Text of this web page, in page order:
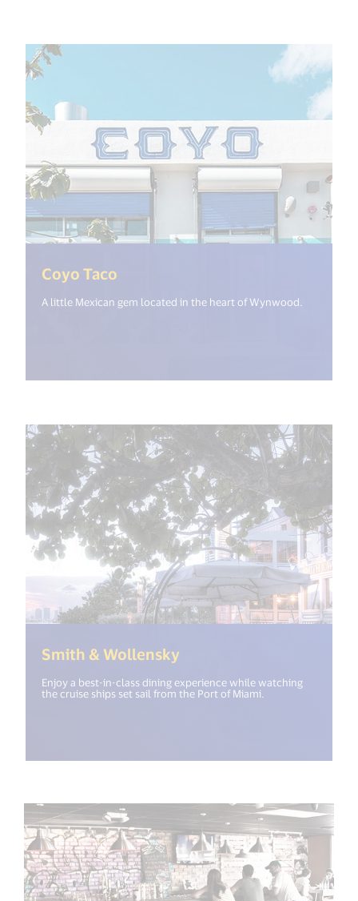
Coyo Taco
A little Mexican gem located in the heart of Wynwood.
Smith & Wollensky
Enjoy a best-in-class dining experience while watching
the cruise ships set sail from the Port of Miami.